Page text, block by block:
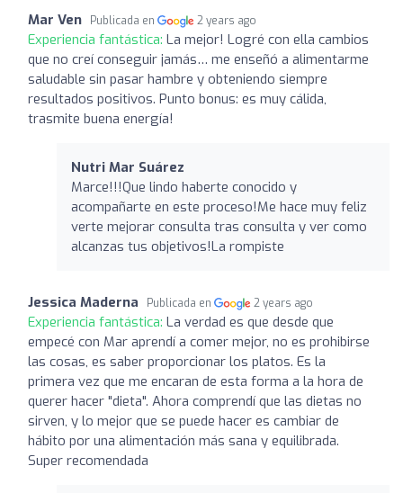
Mar Ven Publicada en 2 years ago
Experiencia fantástica: La mejor! Logré con ella cambios
que no creí conseguir jamás… me enseñó a alimentarme
saludable sin pasar hambre y obteniendo siempre
resultados positivos. Punto bonus: es muy cálida,
trasmite buena energía!
Nutri Mar Suárez ️
Marce!!!Que lindo haberte conocido y
acompañarte en este proceso!Me hace muy feliz
verte mejorar consulta tras consulta y ver como
alcanzas tus objetivos!La rompiste
Jessica Maderna Publicada en 2 years ago
Experiencia fantástica: La verdad es que desde que
empecé con Mar aprendí a comer mejor, no es prohibirse
las cosas, es saber proporcionar los platos. Es la
primera vez que me encaran de esta forma a la hora de
querer hacer "dieta". Ahora comprendí que las dietas no
sirven, y lo mejor que se puede hacer es cambiar de
hábito por una alimentación más sana y equilibrada.
Super recomendada